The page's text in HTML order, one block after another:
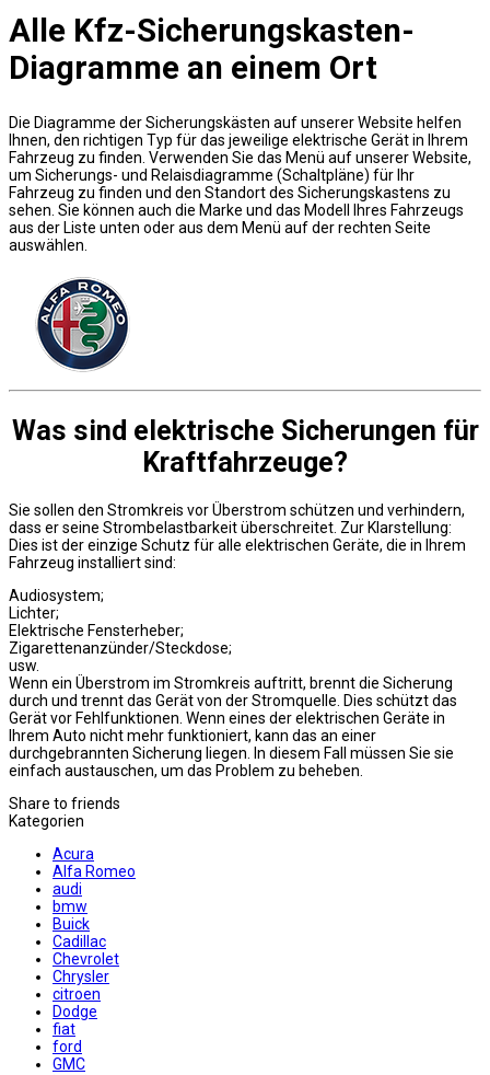
Alle Kfz-Sicherungskasten-
Diagramme an einem Ort
Die Diagramme der Sicherungskästen auf unserer Website helfen
Ihnen, den richtigen Typ für das jeweilige elektrische Gerät in Ihrem
Fahrzeug zu finden. Verwenden Sie das Menü auf unserer Website,
um Sicherungs- und Relaisdiagramme (Schaltpläne) für Ihr
Fahrzeug zu finden und den Standort des Sicherungskastens zu
sehen. Sie können auch die Marke und das Modell Ihres Fahrzeugs
aus der Liste unten oder aus dem Menü auf der rechten Seite
auswählen.
Was sind elektrische Sicherungen für
Kraftfahrzeuge?
Sie sollen den Stromkreis vor Überstrom schützen und verhindern,
dass er seine Strombelastbarkeit überschreitet. Zur Klarstellung:
Dies ist der einzige Schutz für alle elektrischen Geräte, die in Ihrem
Fahrzeug installiert sind:
Audiosystem;
Lichter;
Elektrische Fensterheber;
Zigarettenanzünder/Steckdose;
usw.
Wenn ein Überstrom im Stromkreis auftritt, brennt die Sicherung
durch und trennt das Gerät von der Stromquelle. Dies schützt das
Gerät vor Fehlfunktionen. Wenn eines der elektrischen Geräte in
Ihrem Auto nicht mehr funktioniert, kann das an einer
durchgebrannten Sicherung liegen. In diesem Fall müssen Sie sie
einfach austauschen, um das Problem zu beheben.
Share to friends
Kategorien
Acura
Alfa Romeo
audi
bmw
Buick
Cadillac
Chevrolet
Chrysler
citroen
Dodge
fiat
ford
GMC